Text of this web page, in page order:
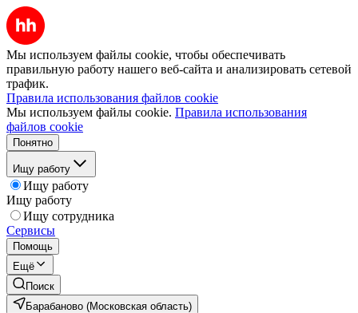
Мы используем файлы cookie, чтобы обеспечивать
правильную работу нашего веб-сайта и анализировать сетевой
трафик.
Правила использования файлов cookie
Мы используем файлы cookie. Правила использования
файлов cookie
Понятно
Ищу работу
Ищу работу
Ищу работу
Ищу сотрудника
Сервисы
Помощь
Ещё
Поиск
Барабаново (Московская область)